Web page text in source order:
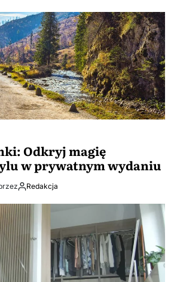
Odkryj magię
w prywatnym wydaniu
Redakcja